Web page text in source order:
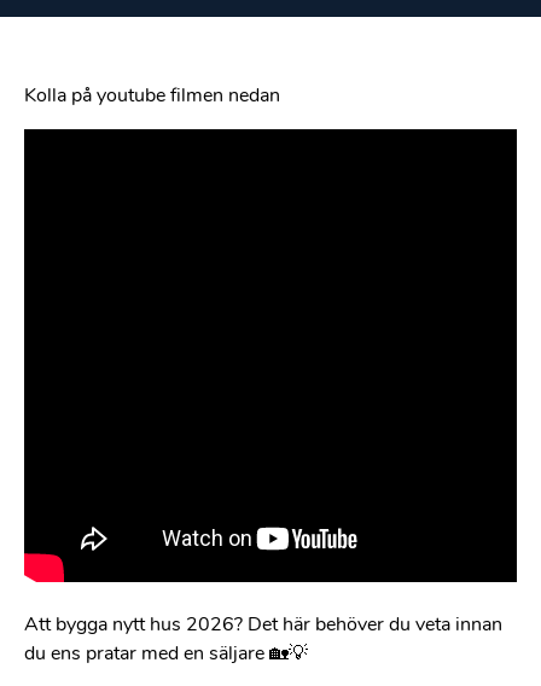
Kolla på youtube filmen nedan
Att bygga nytt hus 2026? Det här behöver du veta innan
du ens pratar med en säljare 🏡💡